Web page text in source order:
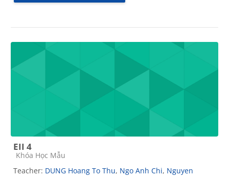
EII 4
Course category
Khóa Học Mẫu
Teacher: DUNG Hoang To Thu, Ngo Anh Chi, Nguyen